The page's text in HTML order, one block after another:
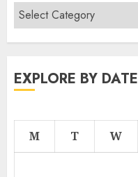
EXPLORE BY DATE
M T W